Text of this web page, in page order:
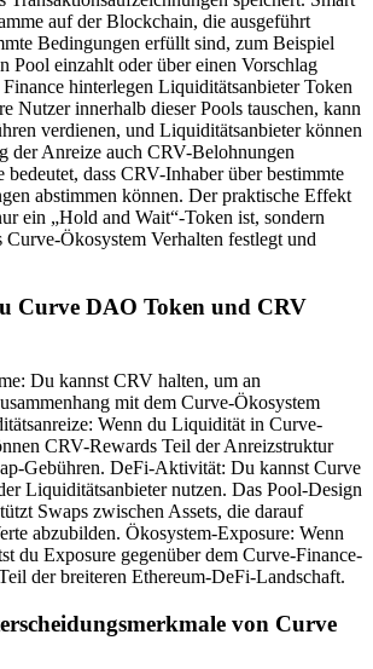
auf der Blockchain, die ausgeführt
Bedingungen erfüllt sind, zum Beispiel
Pool einzahlt oder über einen Vorschlag
hinterlegen Liquiditätsanbieter Token
Nutzer innerhalb dieser Pools tauschen, kann
verdienen, und Liquiditätsanbieter können
der Anreize auch CRV-Belohnungen
bedeutet, dass CRV-Inhaber über bestimmte
abstimmen können. Der praktische Effekt
ein „Hold and Wait“-Token ist, sondern
Ökosystem Verhalten festlegt und
Curve DAO Token und CRV
Du kannst CRV halten, um an
mit dem Curve-Ökosystem
Wenn du Liquidität in Curve-
CRV-Rewards Teil der Anreizstruktur
Gebühren. DeFi-Aktivität: Du kannst Curve
Liquiditätsanbieter nutzen. Das Pool-Design
Swaps zwischen Assets, die darauf
abzubilden. Ökosystem-Exposure: Wenn
du Exposure gegenüber dem Curve-Finance-
der breiteren Ethereum-DeFi-Landschaft.
von Curve